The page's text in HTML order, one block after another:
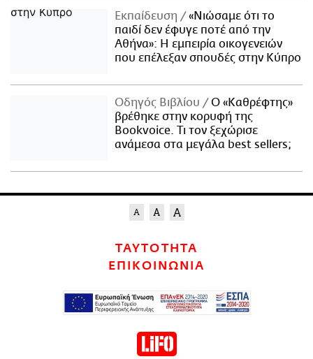
Εκπαίδευση
«Νιώσαμε ότι το
παιδί δεν έφυγε ποτέ από την
Αθήνα»: Η εμπειρία οικογενειών
που επέλεξαν σπουδές στην Κύπρο
Οδηγός Βιβλίου
Ο «Καθρέφτης»
βρέθηκε στην κορυφή της
Bookvoice. Τι τον ξεχώρισε
ανάμεσα στα μεγάλα best sellers;
ΤΑΥΤΟΤΗΤΑ
ΕΠΙΚΟΙΝΩΝΙΑ